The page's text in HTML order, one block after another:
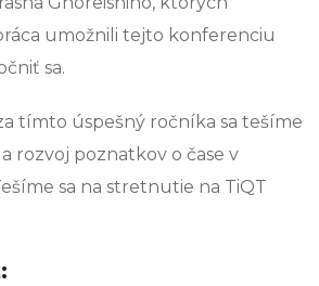
umožnili tejto konferenciu
sa.
tímto úspešný ročníka sa tešíme
rozvoj poznatkov o čase v
sa na stretnutie na TiQT